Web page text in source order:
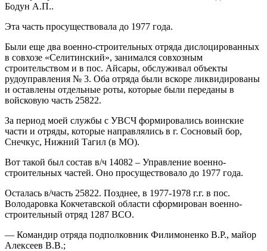
Бодун А.П..
Эта часть просуществовала до 1977 года.
Были еще два военно-строительных отряда дислоцированных
в совхозе «Селитинский», занимался совхозным
строительством и в пос. Айсары, обслуживал объекты
рудоуправления № 3. Оба отряда были вскоре ликвидированы
и оставлены отдельные роты, которые были переданы в
войсковую часть 25822.
За период моей службы с УВСЧ формировались воинские
части и отряды, которые направлялись в г. Сосновый бор,
Снечкус, Нижний Тагил (в МО).
Вот такой был состав в/ч 14082 – Управление военно-
строительных частей. Оно просуществовало до 1977 года.
Осталась в/часть 25822. Позднее, в 1977-1978 г.г. в пос.
Володаровка Кокчетавской области сформирован военно-
строительный отряд 1287 ВСО.
— Командир отряда подполковник Филимоненко В.Р., майор
Алексеев В.В.;